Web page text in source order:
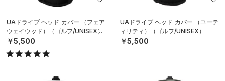
UAドライブ ヘッド カバー （フェア
ウェイウッド）（ゴルフ/UNISEX）
￥5,500
UAドライブ ヘッド カバー （ユーテ
ィリティ）（ゴルフ/UNISEX）
￥5,500